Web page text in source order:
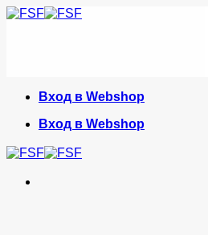
Skip
Вход в Webshop
Вход в Webshop